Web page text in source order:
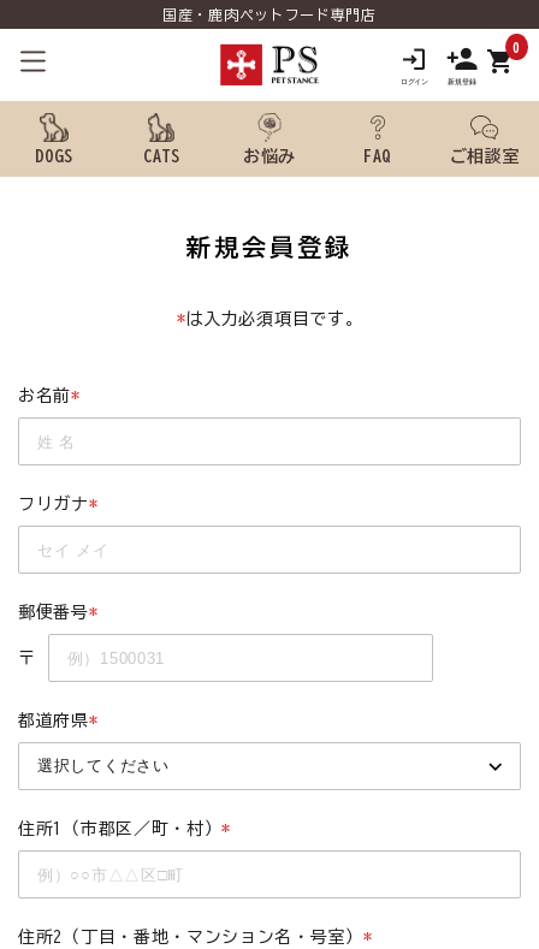
国産・鹿肉ペットフード専門店
shopping_cart0
DOGS CATS お悩み FAQ ご相談室
ようこそ ゲスト 様
犬用品から探す
猫用品から探す
お悩みから探す
よくあるご質問
ご利用ガイド
ご相談室
0120-40-1387
新規会員登録
*は入力必須項目です。
お名前*
フリガナ*
郵便番号*
〒
都道府県*
住所1（市郡区／町・村）*
住所2（丁目・番地・マンション名・号室） *